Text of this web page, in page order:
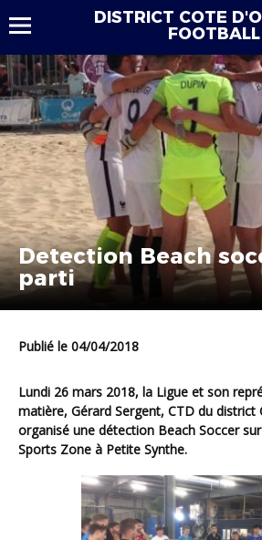
DISTRICT COTE
FOOTBALL
Detection Beach
parti
Publié le 04/04/2018
Lundi 26 mars 2018, la Ligue et son représentant en la
matière, Gérard Sergent, CTD du district
organisé une détection Beach Soccer
Sports Zone à Petite Synthe.